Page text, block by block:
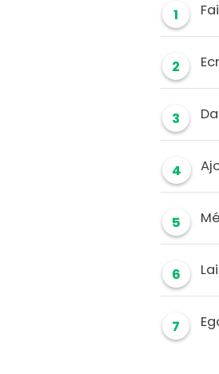
1
2
3
4
5
6
7